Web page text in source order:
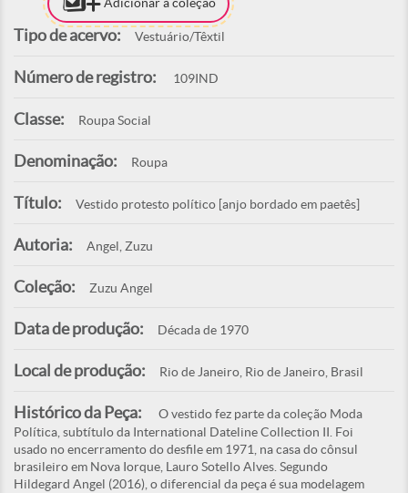
Tipo de acervo: Vestuário/Têxtil
Número de registro: 109IND
Classe: Roupa Social
Denominação: Roupa
Título: Vestido protesto político [anjo bordado em paetês]
Autoria: Angel, Zuzu
Coleção: Zuzu Angel
Data de produção: Década de 1970
Local de produção: Rio de Janeiro, Rio de Janeiro, Brasil
Histórico da Peça:
O vestido fez parte da coleção Moda
Política, subtítulo da International Dateline Collection II. Foi
usado no encerramento do desfile em 1971, na casa do cônsul
brasileiro em Nova Iorque, Lauro Sotello Alves. Segundo
Hildegard Angel (2016), o diferencial da peça é sua modelagem